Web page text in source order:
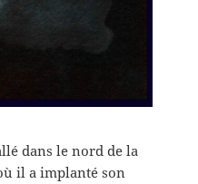
dans le nord de la
il a implanté son